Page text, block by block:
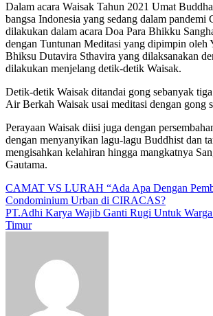
Dalam acara Waisak Tahun 2021 Umat
bangsa Indonesia yang sedang dalam pandemi
dilakukan dalam acara Doa Para Bhikku
dengan Tuntunan Meditasi yang dipimpin
Bhiksu Dutavira Sthavira yang dilaksanakan
dilakukan menjelang detik-detik Waisak.
Detik-detik Waisak ditandai gong sebanyak
Air Berkah Waisak usai meditasi dengan gong
Perayaan Waisak diisi juga dengan
dengan menyanyikan lagu-lagu Buddhist dan
mengisahkan kelahiran hingga mangkatnya
Gautama.
Navigasi
pos
CAMAT VS LURAH “Ada Apa Dengan
Condominium Urban di CIRACAS?
PT.Adhi Karya Wajib Ganti Rugi Untuk
Timur